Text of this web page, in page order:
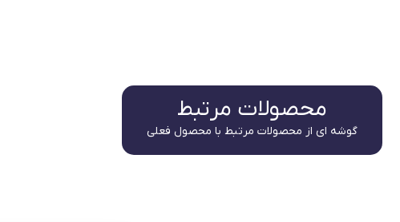
محصولات مرتبط
گوشه ای از محصولات مرتبط با محصول فعلی